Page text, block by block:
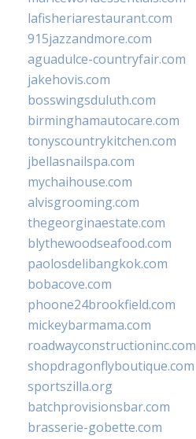
lafisheriarestaurant.com
915jazzandmore.com
aguadulce-countryfair.com
jakehovis.com
bosswingsduluth.com
birminghamautocare.com
tonyscountrykitchen.com
jbellasnailspa.com
mychaihouse.com
alvisgrooming.com
thegeorginaestate.com
blythewoodseafood.com
paolosdelibangkok.com
bobacove.com
phoone24brookfield.com
mickeybarmama.com
roadwayconstructioninc.com
shopdragonflyboutique.com
sportszilla.org
batchprovisionsbar.com
brasserie-gobette.com